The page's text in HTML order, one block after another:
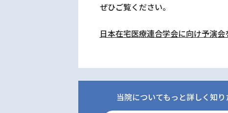
ぜひご覧ください。
日本在宅医療連合学会に向け予演会
当院についてもっと詳しく知